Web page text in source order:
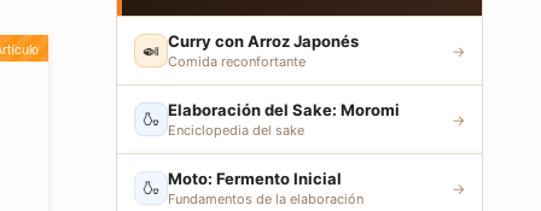
🍛 Curry con Arroz Japonés
Comida reconfortante
→
🍶 Elaboración del Sake: Moromi
Enciclopedia del sake
→
🍶 Moto: Fermento Inicial
Fundamentos de la elaboración
→